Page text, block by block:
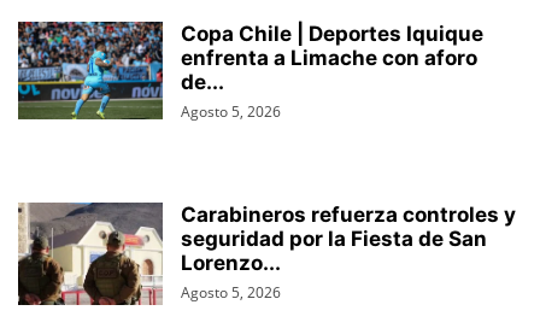
Copa Chile | Deportes Iquique
enfrenta a Limache con aforo
de...
Agosto 5, 2026
Carabineros refuerza controles y
seguridad por la Fiesta de San
Lorenzo...
Agosto 5, 2026